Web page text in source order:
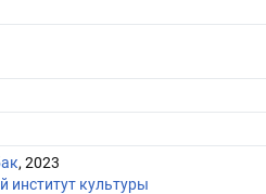
, 2023
институт культуры